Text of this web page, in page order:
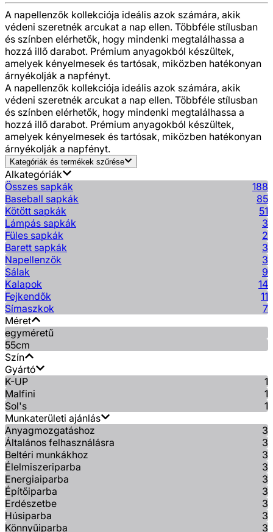
A napellenzők kollekciója ideális azok számára, akik
védeni szeretnék arcukat a nap ellen. Többféle stílusban
és színben elérhetők, hogy mindenki megtalálhassa a
hozzá illő darabot. Prémium anyagokból készültek,
amelyek kényelmesek és tartósak, miközben hatékonyan
árnyékolják a napfényt.
A napellenzők kollekciója ideális azok számára, akik
védeni szeretnék arcukat a nap ellen. Többféle stílusban
és színben elérhetők, hogy mindenki megtalálhassa a
hozzá illő darabot. Prémium anyagokból készültek,
amelyek kényelmesek és tartósak, miközben hatékonyan
árnyékolják a napfényt.
Kategóriák és termékek szűrése
Alkategóriák
Összes sapkák
188
Baseball sapkák
85
Kötött sapkák
51
Lámpás sapkák
3
Füles sapkák
2
Barett sapkák
3
Napellenzők
3
Sálak
9
Kalapok
14
Fejkendők
11
Símaszkok
7
Méret
egyméretű
55cm
Szín
Gyártó
K-UP
1
Malfini
1
Sol's
1
Munkaterületi ajánlás
Anyagmozgatáshoz
3
Általános felhasználásra
3
Beltéri munkákhoz
3
Élelmiszeriparba
3
Energiaiparba
3
Építőiparba
3
Erdészetbe
3
Húsiparba
3
Könnyűiparba
3